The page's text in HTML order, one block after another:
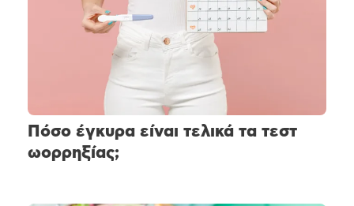
Πόσο έγκυρα είναι τελικά τα τεστ
ωορρηξίας;